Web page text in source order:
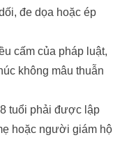
đe dọa hoặc ép
cấm của pháp luật,
không mâu thuẫn
tuổi phải được lập
hoặc người giám hộ